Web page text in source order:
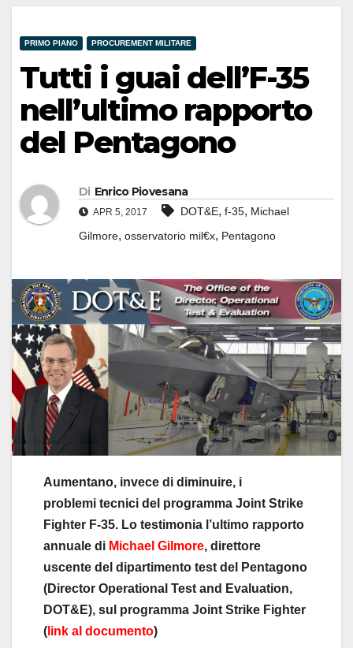
PRIMO PIANO PROCUREMENT MILITARE
Tutti i guai dell’F-35
nell’ultimo rapporto
del Pentagono
Di Enrico Piovesana
APR 5, 2017 DOT&E, f-35, Michael
Gilmore, osservatorio mil€x, Pentagono
Aumentano, invece di diminuire, i
problemi tecnici del programma Joint Strike
Fighter F-35. Lo testimonia l’ultimo rapporto
annuale di Michael Gilmore, direttore
uscente del dipartimento test del Pentagono
(Director Operational Test and Evaluation,
DOT&E), sul programma Joint Strike Fighter
( link al documento)